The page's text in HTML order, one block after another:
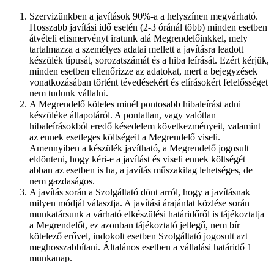
Szervizünkben a javítások 90%-a a helyszínen megvárható.
Hosszabb javítási idő esetén (2-3 óránál több) minden esetben
átvételi elismervényt iratunk alá Megrendelőinkkel, mely
tartalmazza a személyes adatai mellett a javításra leadott
készülék típusát, sorozatszámát és a hiba leírását. Ezért kérjük,
minden esetben ellenőrizze az adatokat, mert a bejegyzések
vonatkozásában történt tévedésekért és elírásokért felelősséget
nem tudunk vállalni.
A Megrendelő köteles minél pontosabb hibaleírást adni
készüléke állapotáról. A pontatlan, vagy valótlan
hibaleírásokból eredő késedelem következményeit, valamint
az ennek esetleges költségeit a Megrendelő viseli.
Amennyiben a készülék javítható, a Megrendelő jogosult
eldönteni, hogy kéri-e a javítást és viseli ennek költségét
abban az esetben is ha, a javítás műszakilag lehetséges, de
nem gazdaságos.
A javítás során a Szolgáltató dönt arról, hogy a javításnak
milyen módját választja. A javítási árajánlat közlése során
munkatársunk a várható elkészülési határidőről is tájékoztatja
a Megrendelőt, ez azonban tájékoztató jellegű, nem bír
kötelező erővel, indokolt esetben Szolgáltató jogosult azt
meghosszabbítani. Általános esetben a vállalási határidő 1
munkanap.